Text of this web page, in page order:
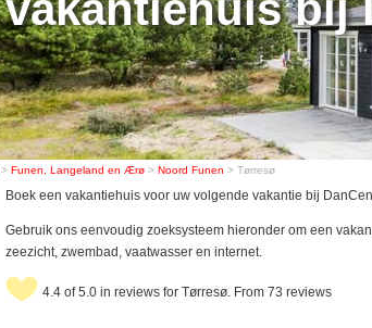
> Funen, Langeland en Ærø > Noord Funen > Tørresø
Boek een vakantiehuis voor uw volgende vakantie bij
Gebruik ons eenvoudig zoeksysteem hieronder om een
zeezicht, zwembad, vaatwasser en internet.
4.4 of 5.0 in reviews for Tørresø. From 73 reviews